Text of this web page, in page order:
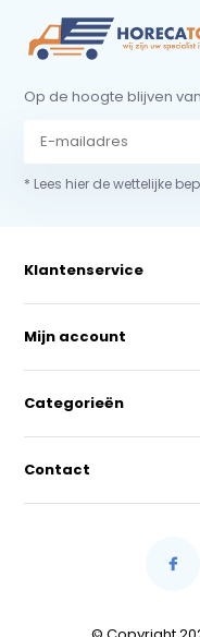
Op de hoogte blijven
* Lees hier de wettelijke
Klantenservice
Mijn account
Categorieën
Contact